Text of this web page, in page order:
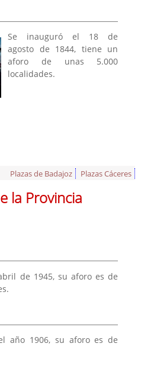
Se inauguró el 18 de
agosto de 1844, tiene un
aforo de unas 5.000
localidades.
Plazas de Badajoz Plazas Cáceres
la Provincia
de 1945, su aforo es de
año 1906, su aforo es de